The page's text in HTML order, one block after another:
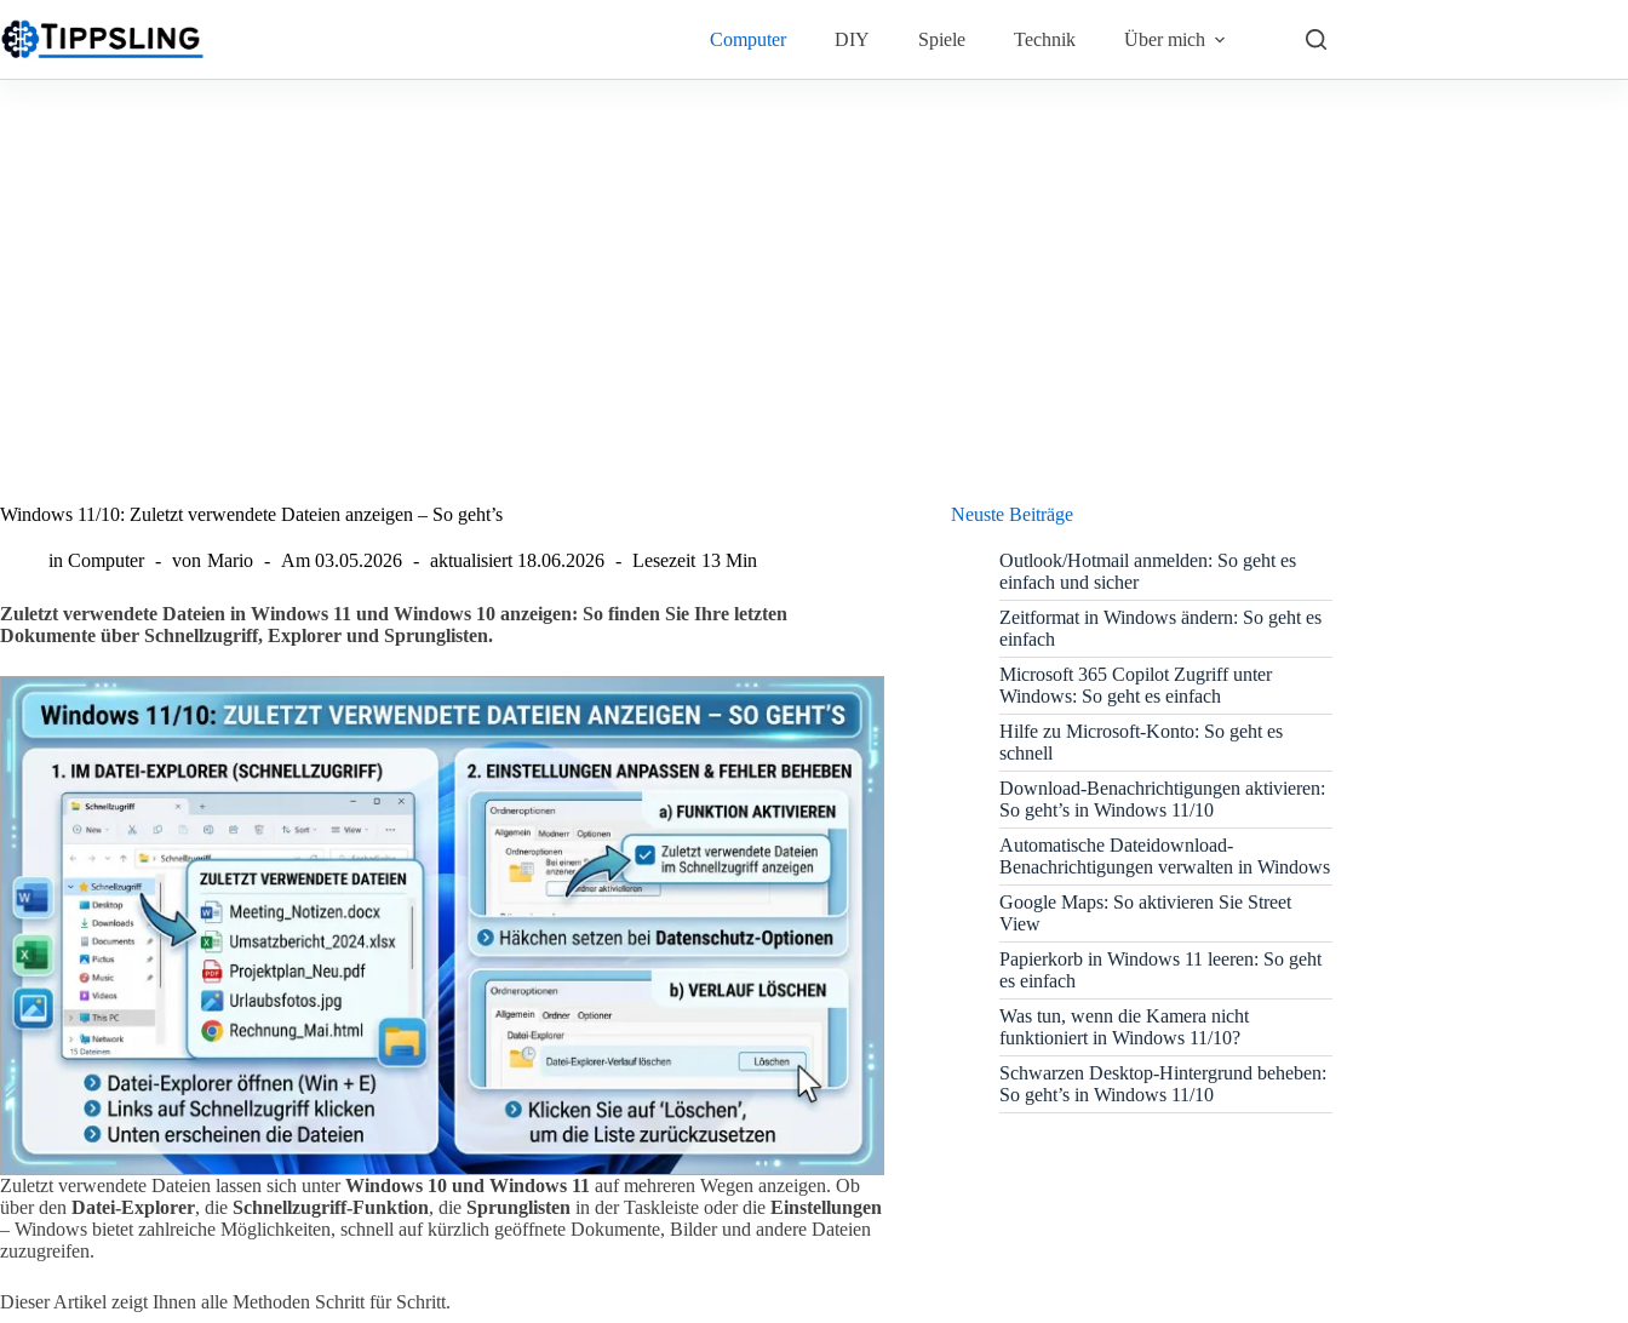
Inhalt
springen
Computer DIY Spiele Technik Über mich
Windows 11/10: Zuletzt verwendete Dateien anzeigen – So geht’s
in Computer von Mario Am 03.05.2026 aktualisiert 18.06.2026 Lesezeit 13 Min
Zuletzt verwendete Dateien in Windows 11 und Windows 10 anzeigen: So finden Sie Ihre letzten
Dokumente über Schnellzugriff, Explorer und Sprunglisten.
Zuletzt verwendete Dateien lassen sich unterWindows 10 und Windows 11 auf mehreren Wegen anzeigen. Ob
über den Datei-Explorer, die Schnellzugriff-Funktion, die Sprunglisten in der Taskleiste oder die Einstellungen
– Windows bietet zahlreiche Möglichkeiten, schnell auf kürzlich geöffnete Dokumente, Bilder und andere Dateien
zuzugreifen.
Dieser Artikel zeigt Ihnen alle Methoden Schritt für Schritt.
Neuste Beiträge
Outlook/Hotmail anmelden: So geht es
einfach und sicher
Zeitformat in Windows ändern: So geht es
einfach
Microsoft 365 Copilot Zugriff unter
Windows: So geht es einfach
Hilfe zu Microsoft-Konto: So geht es
schnell
Download-Benachrichtigungen aktivieren:
So geht’s in Windows 11/10
Automatische Dateidownload-
Benachrichtigungen verwalten in Windows
Google Maps: So aktivieren Sie Street
View
Papierkorb in Windows 11 leeren: So geht
es einfach
Was tun, wenn die Kamera nicht
funktioniert in Windows 11/10?
Schwarzen Desktop-Hintergrund beheben:
So geht’s in Windows 11/10